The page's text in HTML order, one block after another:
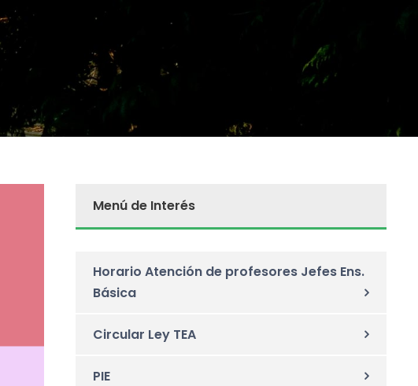
Menú de Interés
Horario Atención de profesores Jefes Ens.
Básica
Circular Ley TEA
PIE